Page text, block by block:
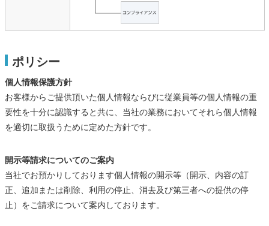
ポリシー
個人情報保護方針
お客様からご提供頂いた個人情報ならびに従業員等の個人情報の重
要性を十分に認識すると共に、当社の業務においてそれら個人情報
を適切に取扱うために定めた方針です。
開示等請求についてのご案内
当社でお預かりしております個人情報の開示等（開示、内容の訂
正、追加または削除、利用の停止、消去及び第三者への提供の停
止）をご請求について案内しております。